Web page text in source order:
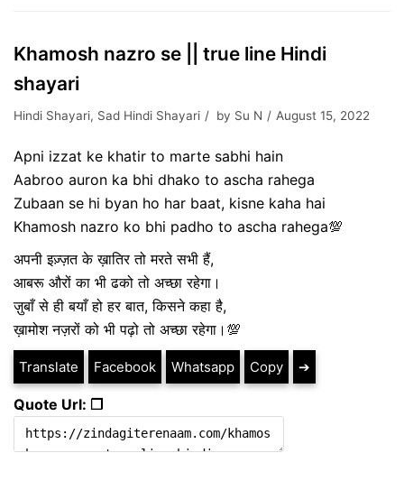
Khamosh nazro se || true line Hindi
shayari
Hindi Shayari, Sad Hindi Shayari by Su N August 15, 2022
Apni izzat ke khatir to marte sabhi hain
Aabroo auron ka bhi dhako to ascha rahega
Zubaan se hi byan ho har baat, kisne kaha hai
Khamosh nazro ko bhi padho to ascha rahega💯
अपनी इज़्ज़त के ख़ातिर तो मरते सभी हैं,
आबरू औरों का भी ढको तो अच्छा रहेगा।
ज़ुबाँ से ही बयाँ हो हर बात, किसने कहा है,
ख़ामोश नज़रों को भी पढ़ो तो अच्छा रहेगा।💯
Translate Facebook Whatsapp Copy ➔
Quote Url: ❐